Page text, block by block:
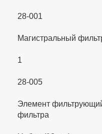
28-001
Магистральный
1
28-005
Элемент
фильтра